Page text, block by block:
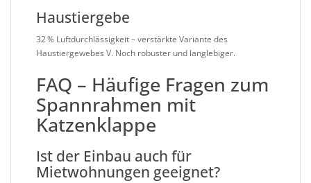
Haustiergebe
32 % Luftdurchlässigkeit – verstärkte Variante des
Haustiergewebes V. Noch robuster und langlebiger.
FAQ – Häufige Fragen zum
Spannrahmen mit
Katzenklappe
Ist der Einbau auch für
Mietwohnungen geeignet?